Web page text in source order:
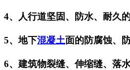
4、人行道坚固、防水、耐久
5、地下混凝土面的防腐蚀、
6、建筑物裂缝、伸缩缝、落